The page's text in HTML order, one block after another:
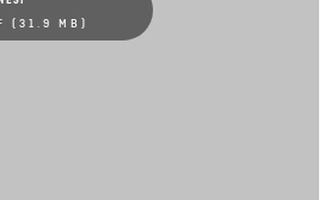
(31.9 MB)